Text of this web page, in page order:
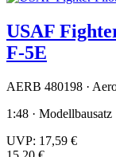
USAF
F-5E
AERB 480198 ·
1:48 · Modellbausatz
UVP: 17,59 €